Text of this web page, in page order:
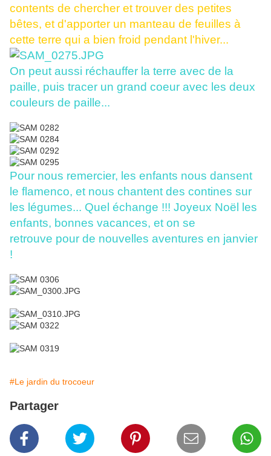
contents de chercher et trouver des petites
bêtes, et d'apporter un manteau de feuilles à
cette terre qui a bien froid pendant l'hiver...
On peut aussi réchauffer la terre avec de la
paille, puis tracer un grand coeur avec les deux
couleurs de paille...
Pour nous remercier, les enfants nous dansent
le flamenco, et nous chantent des contines sur
les légumes... Quel échange !!! Joyeux Noël les
enfants, bonnes vacances, et on se
retrouve pour de nouvelles aventures en janvier
!
#Le jardin du trocoeur
Partager